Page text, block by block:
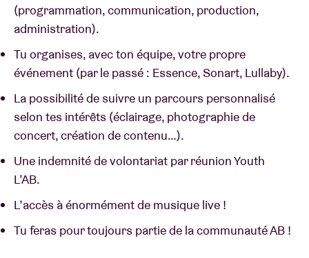
(programmation, communication, production,
administration).
Tu organises, avec ton équipe, votre propre
événement (par le passé : Essence, Sonart, Lullaby).
La possibilité de suivre un parcours personnalisé
selon tes intérêts (éclairage, photographie de
concert, création de contenu…).
Une indemnité de volontariat par réunion Youth
L’AB.
L’accès à énormément de musique live !
Tu feras pour toujours partie de la communauté AB !